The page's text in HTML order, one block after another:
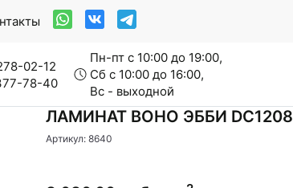
02-12
78-40
Пн-пт с 10:00 до 19:00,
Сб с 10:00 до 16:00,
Вс - выходной
ЛАМИНАТ BOHO ЭББИ DC1208
Артикул: 8640